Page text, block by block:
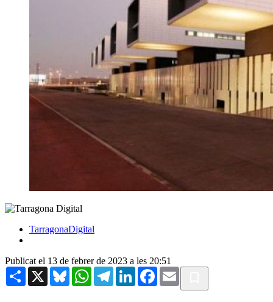
TarragonaDigital
Publicat el 13 de febrer de 2023 a les 20:51
Share X BlueskyWhatsAppTelegramLinkedInFacebook
Email